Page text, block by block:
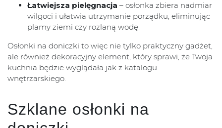
Łatwiejsza pielęgnacja – osłonka zbiera nadmiar
wilgoci i ułatwia utrzymanie porządku, eliminując
plamy ziemi czy rozlaną wodę.
Osłonki na doniczki to więc nie tylko praktyczny gadżet,
ale również dekoracyjny element, który sprawi, że Twoja
kuchnia będzie wyglądała jak z katalogu
wnętrzarskiego.
Szklane osłonki na